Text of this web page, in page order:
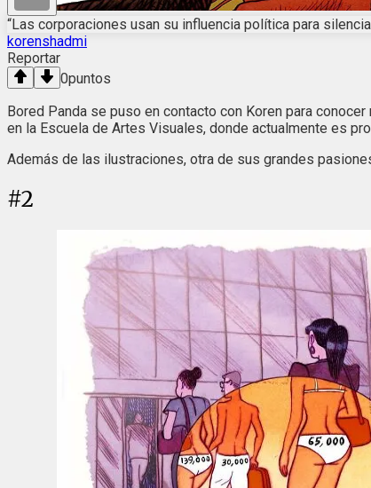
“Las corporaciones usan su influencia política para
korenshadmi
Reportar
0puntos
Bored Panda se puso en contacto con Koren para
en la Escuela de Artes Visuales, donde actualmente es
Además de las ilustraciones, otra de sus grandes
#2